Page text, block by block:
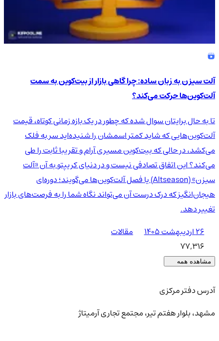
آلت سیزن به زبان ساده: چرا گاهی بازار از بیت‌کوین به سمت
آلت‌کوین‌ها حرکت می‌کند؟
تا به حال برایتان سوال شده که چطور در یک بازه زمانی کوتاه، قیمت
آلت‌کوین‌هایی که شاید کمتر اسمشان را شنیده‌اید سر به فلک
می‌کشد، در حالی که بیت‌کوین مسیری آرام و تقریبا ثابت را طی
می‌کند؟ این اتفاق تصادفی نیست و در دنیای کریپتو به آن «آلت
سیزن» (Altseason) یا فصل آلت‌کوین‌ها می‌گویند؛ دوره‌ای
هیجان‌انگیز که درک درست آن می‌تواند نگاه شما را به فرصت‌های بازار
تغییر دهد.
۲۶ اردیبهشت ۱۴۰۵
مقالات
77,316
مشاهده همه
آدرس دفتر مرکزی
مشهد، بلوار هفتم تیر، مجتمع تجاری آرمیتاژ